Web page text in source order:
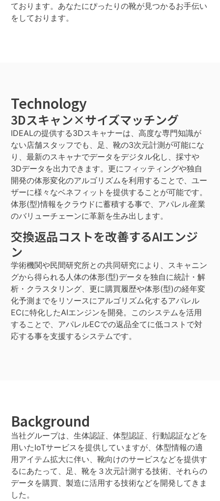
ております。あなたにぴったりの靴が見つかるお手伝い
をしております。
Technology
3Dスキャン×サイズマッチング
IDEALの提供する3Dスキャナーは、高度な専門知識が
ない店舗スタッフでも、足、靴の3次元計測が可能にな
り、最新のスキャナでデータをデジタル化し、採寸や
3Dデータを出力できます。更にフィッティングや独自
開発の体形変化のアルゴリズムを利用することで、ユー
ザーに様々なベネフィットを提供することが可能です。
体形(型)情報をクラウドに蓄積する事で、アパレル産業
のバリューチェーンに革新を生み出します。
交換返品コストを改善するAIエンジ
ン
学術機関や民間研究所との共同研究により、スキャニン
グから得られる人体の体形(型)データを独自に統計・解
析・クラスタリング、更に購買履歴や体形(型)の経年変
化予測までをリソースにアルゴリズム化するアパレル
ECに特化したAIエンジンを開発。このシステムを活用
することで、アパレルECでの返品全てに低コストで対
応する事を支援するシステムです。
Background
当社グループは、生体認証、体型認証、行動認証などを
用いたIoTサービスを提供していますが、体型情報の適
用アイテム拡大に伴い、靴向けのサービスなどを提供す
るにあたって、足、靴を３次元計測する技術、それらの
データを購買、製造に活用する技術などを開発してきま
した。